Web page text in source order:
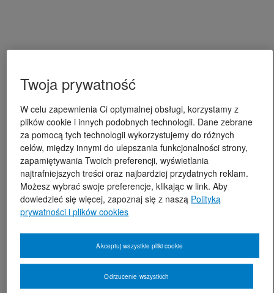
Twoja prywatność
W celu zapewnienia Ci optymalnej obsługi, korzystamy z
plików cookie i innych podobnych technologii. Dane zebrane
za pomocą tych technologii wykorzystujemy do różnych
celów, między innymi do ulepszania funkcjonalności strony,
zapamiętywania Twoich preferencji, wyświetlania
najtrafniejszych treści oraz najbardziej przydatnych reklam.
Możesz wybrać swoje preferencje, klikając w link. Aby
dowiedzieć się więcej, zapoznaj się z naszą Polityką
prywatności i plików cookies
Odrzucenie wszystkich
Akceptuj wszystkie pliki cookie